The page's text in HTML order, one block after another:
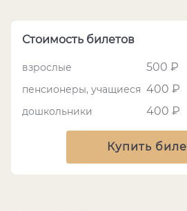
Стоимость билетов
взрослые 500 ₽
пенсионеры, учащиеся 400 ₽
дошкольники 400 ₽
Купить